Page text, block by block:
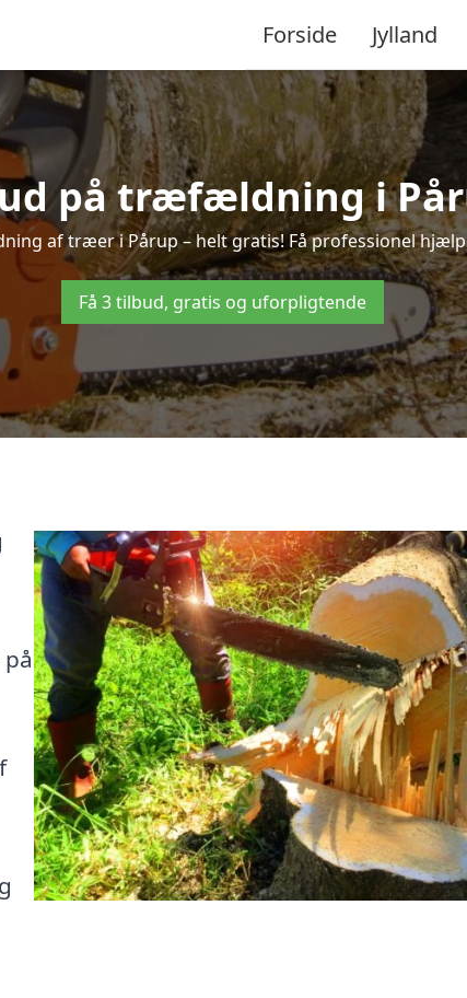
Forside Jylland
på træfældning i
af træer i Pårup – helt gratis! Få professionel
Få 3 tilbud, gratis og uforpligtende